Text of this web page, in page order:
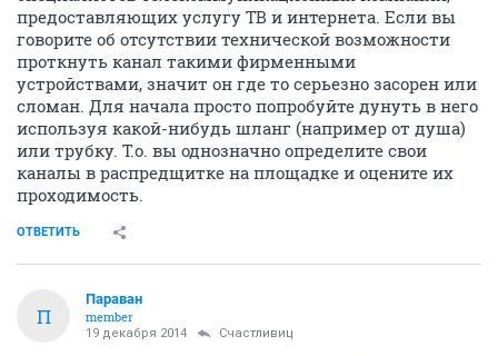
предоставляющих услугу ТВ и интернета. Если вы
говорите об отсутствии технической возможности
проткнуть канал такими фирменными
устройствами, значит он где то серьезно засорен или
сломан. Для начала просто попробуйте дунуть в него
используя какой-нибудь шланг (например от душа)
или трубку. Т.о. вы однозначно определите свои
каналы в распредщитке на площадке и оцените их
проходимость.
ОТВЕТИТЬ
П
Параван
member
19 декабря 2014 Счастливиц